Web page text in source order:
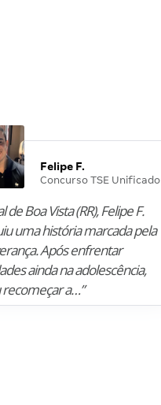
Felipe F.
Concurso TSE Unificado
de Boa Vista (RR), Felipe F.
uma história marcada pela
Após enfrentar
ainda na adolescência,
a…”